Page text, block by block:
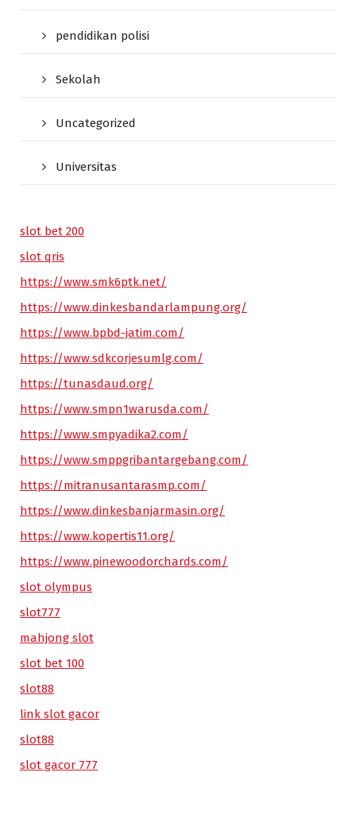
pendidikan polisi
Sekolah
Uncategorized
Universitas
slot bet 200
slot qris
https://www.smk6ptk.net/
https://www.dinkesbandarlampung.org/
https://www.bpbd-jatim.com/
https://www.sdkcorjesumlg.com/
https://tunasdaud.org/
https://www.smpn1warusda.com/
https://www.smpyadika2.com/
https://www.smppgribantargebang.com/
https://mitranusantarasmp.com/
https://www.dinkesbanjarmasin.org/
https://www.kopertis11.org/
https://www.pinewoodorchards.com/
slot olympus
slot777
mahjong slot
slot bet 100
slot88
link slot gacor
slot88
slot gacor 777